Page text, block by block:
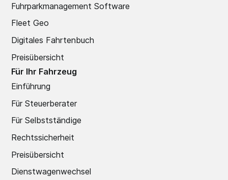
Fuhrparkmanagement Software
Fleet Geo
Digitales Fahrtenbuch
Preisübersicht
Für Ihr Fahrzeug
Einführung
Für Steuerberater
Für Selbstständige
Rechtssicherheit
Preisübersicht
Dienstwagenwechsel